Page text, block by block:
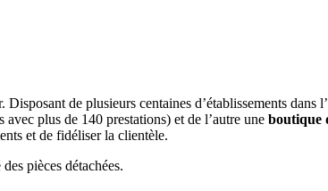
de plusieurs centaines d’établissements dans
plus de 140 prestations) et de l’autre une boutique
et de fidéliser la clientèle.
pièces détachées.